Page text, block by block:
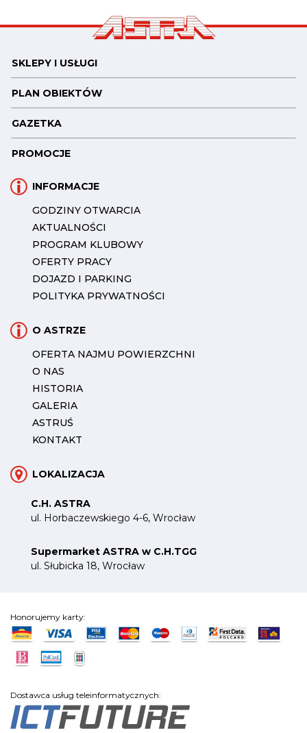
SKLEPY I USŁUGI
PLAN OBIEKTÓW
GAZETKA
PROMOCJE
INFORMACJE
GODZINY OTWARCIA
AKTUALNOŚCI
PROGRAM KLUBOWY
OFERTY PRACY
DOJAZD I PARKING
POLITYKA PRYWATNOŚCI
O ASTRZE
OFERTA NAJMU POWIERZCHNI
O NAS
HISTORIA
GALERIA
ASTRUŚ
KONTAKT
LOKALIZACJA
C.H. ASTRA
ul. Horbaczewskiego 4-6, Wrocław
Supermarket ASTRA w C.H.TGG
ul. Słubicka 18, Wrocław
Honorujemy karty:
Dostawca usług teleinformatycznych: